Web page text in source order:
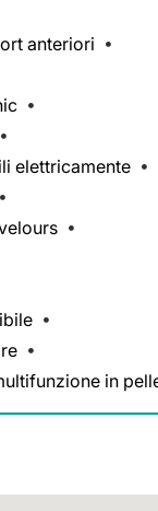
anteriori
elettricamente
in